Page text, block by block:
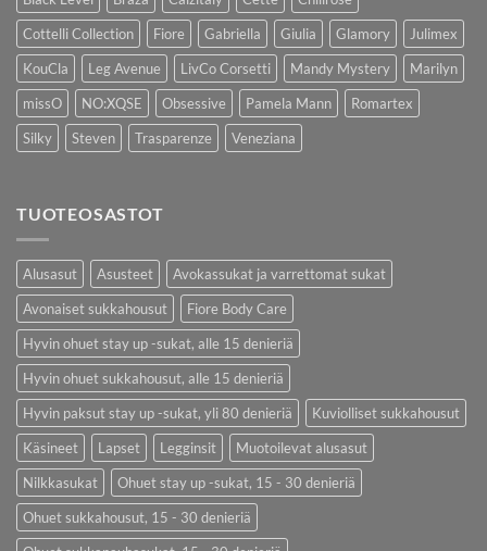
Cottelli Collection
Fiore Gabriella Giulia Glamory
Julimex
KouCla
Leg Avenue LivCo Corsetti Mandy Mystery
Marilyn
missO
NO:XQSE Obsessive Pamela Mann
Romartex
Silky
Steven Trasparenze Veneziana
TUOTEOSASTOT
Alusasut Asusteet
Avokassukat ja varrettomat sukat
Avonaiset sukkahousut
Fiore Body Care
Hyvin ohuet stay up -sukat, alle 15 denieriä
Hyvin ohuet sukkahousut, alle 15 denieriä
Hyvin paksut stay up -sukat, yli 80 denieriä
Kuviolliset sukkahousut
Käsineet
Lapset Legginsit
Muotoilevat alusasut
Nilkkasukat
Ohuet stay up -sukat, 15 - 30 denieriä
Ohuet sukkahousut, 15 - 30 denieriä